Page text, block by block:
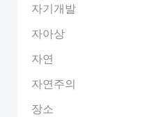
자기개발
자아상
자연
자연주의
장소